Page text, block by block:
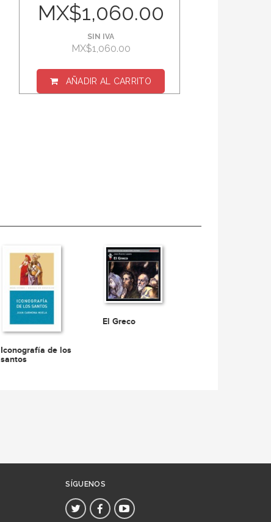
MX$1,060.00
SIN IVA
MX$1,060.00
AÑADIR AL CARRITO
Iconografía de los
santos
El Greco
SÍGUENOS